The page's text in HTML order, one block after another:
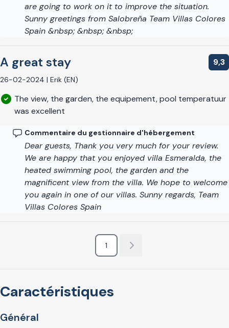
are going to work on it to improve the situation.
Sunny greetings from Salobreña Team Villas Colores
Spain &nbsp; &nbsp; &nbsp;
A great stay
26-02-2024 | Erik (EN)
9,3
The view, the garden, the equipement, pool temperatuur
was excellent
Commentaire du gestionnaire d'hébergement
Dear guests, Thank you very much for your review.
We are happy that you enjoyed villa Esmeralda, the
heated swimming pool, the garden and the
magnificent view from the villa. We hope to welcome
you again in one of our villas. Sunny regards, Team
Villas Colores Spain
1
Caractéristiques
Général